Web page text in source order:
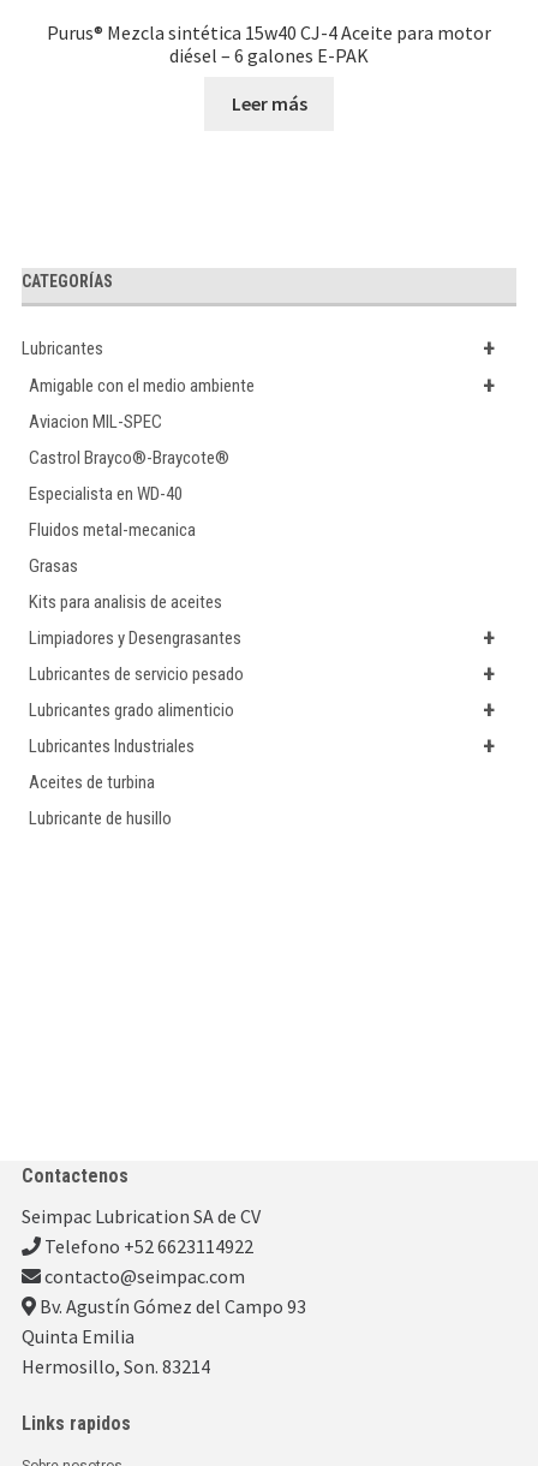
Purus® Mezcla sintética 15w40 CJ-4 Aceite para motor
diésel – 6 galones E-PAK
Leer más
CATEGORÍAS
+
Lubricantes
+
Amigable con el medio ambiente
Aviacion MIL-SPEC
Castrol Brayco®-Braycote®
Especialista en WD-40
Fluidos metal-mecanica
Grasas
Kits para analisis de aceites
+
Limpiadores y Desengrasantes
+
Lubricantes de servicio pesado
+
Lubricantes grado alimenticio
+
Lubricantes Industriales
Aceites de turbina
Lubricante de husillo
Contactenos
Seimpac Lubrication SA de CV
Telefono +52 6623114922
contacto@seimpac.com
Bv. Agustín Gómez del Campo 93
Quinta Emilia
Hermosillo, Son. 83214
Links rapidos